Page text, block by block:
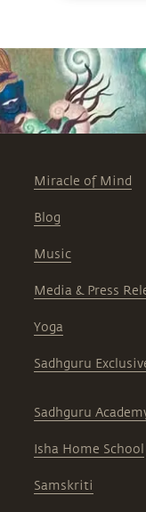
Miracle of Mind
Blog
Music
Media & Press
Yoga
Sadhguru
Sadhguru
Isha Home School
Samskriti